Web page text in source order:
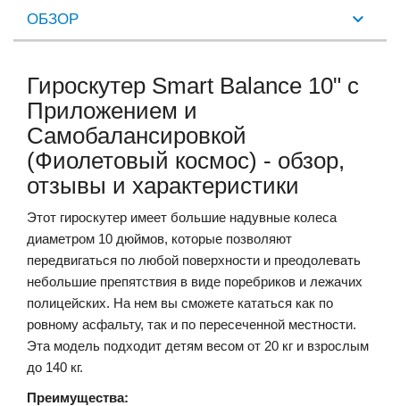
ОБЗОР
Гироскутер Smart Balance 10" c
Приложением и
Самобалансировкой
(Фиолетовый космос) - обзор,
отзывы и характеристики
Этот гироскутер имеет большие надувные колеса
диаметром 10 дюймов, которые позволяют
передвигаться по любой поверхности и преодолевать
небольшие препятствия в виде поребриков и лежачих
полицейских. На нем вы сможете кататься как по
ровному асфальту, так и по пересеченной местности.
Эта модель подходит детям весом от 20 кг и взрослым
до 140 кг.
Преимущества: